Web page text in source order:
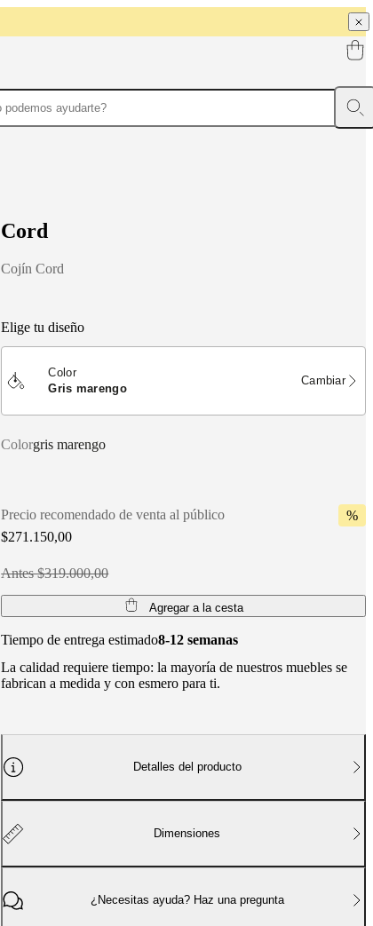
Cord
Cojín Cord
Elige tu diseño
Color
gris marengo
Cambiar
Colorgris marengo
Precio recomendado de venta al público
$271.150,00
Antes $319.000,00
%
Agregar a la cesta
Tiempo de entrega estimado8-12 semanas
La calidad requiere tiempo: la mayoría de nuestros muebles se
fabrican a medida y con esmero para ti.
Detalles del producto
Dimensiones
¿Necesitas ayuda? Haz una pregunta